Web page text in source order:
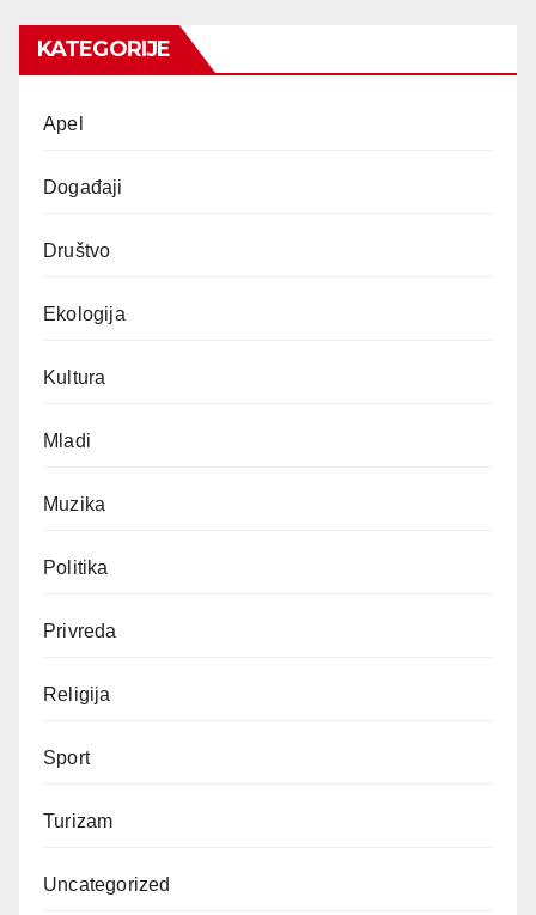
KATEGORIJE
Apel
Događaji
Društvo
Ekologija
Kultura
Mladi
Muzika
Politika
Privreda
Religija
Sport
Turizam
Uncategorized